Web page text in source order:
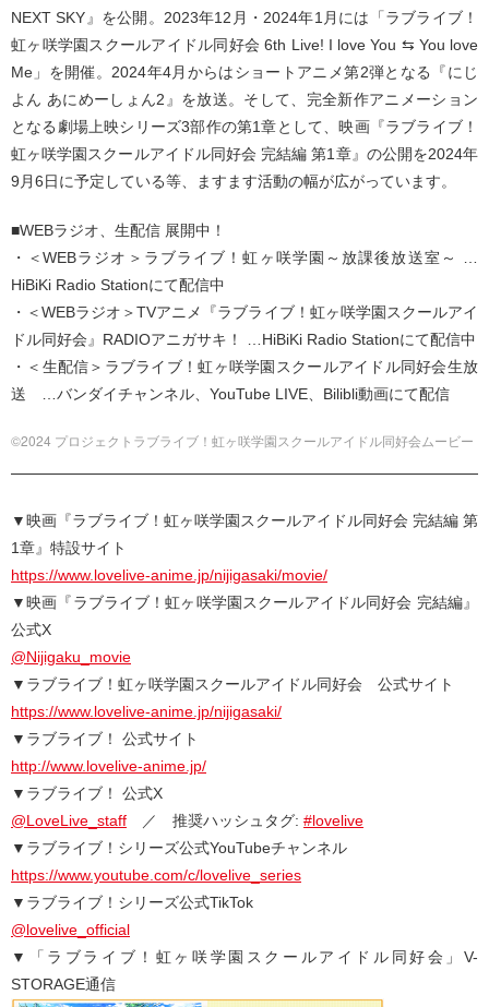
NEXT SKY』を公開。2023年12月・2024年1月には「ラブライブ！
虹ヶ咲学園スクールアイドル同好会 6th Live! I love You ⇆ You love
Me」を開催。2024年4月からはショートアニメ第2弾となる『にじ
よん あにめーしょん2』を放送。そして、完全新作アニメーション
となる劇場上映シリーズ3部作の第1章として、映画『ラブライブ！
虹ヶ咲学園スクールアイドル同好会 完結編 第1章』の公開を2024年
9月6日に予定している等、ますます活動の幅が広がっています。
■WEBラジオ、生配信 展開中！
・＜WEBラジオ＞ラブライブ！虹ヶ咲学園～放課後放送室～ …
HiBiKi Radio Stationにて配信中
・＜WEBラジオ＞TVアニメ『ラブライブ！虹ヶ咲学園スクールアイ
ドル同好会』RADIOアニガサキ！ …HiBiKi Radio Stationにて配信中
・＜生配信＞ラブライブ！虹ヶ咲学園スクールアイドル同好会生放
送 …バンダイチャンネル、YouTube LIVE、Bilibli動画にて配信
©2024 プロジェクトラブライブ！虹ヶ咲学園スクールアイドル同好会ムービー
▼映画『ラブライブ！虹ヶ咲学園スクールアイドル同好会 完結編 第
1章』特設サイト
https://www.lovelive-anime.jp/nijigasaki/movie/
▼映画『ラブライブ！虹ヶ咲学園スクールアイドル同好会 完結編』
公式X
@Nijigaku_movie
▼ラブライブ！虹ヶ咲学園スクールアイドル同好会 公式サイト
https://www.lovelive-anime.jp/nijigasaki/
▼ラブライブ！ 公式サイト
http://www.lovelive-anime.jp/
▼ラブライブ！ 公式X
@LoveLive_staff ／ 推奨ハッシュタグ: #lovelive
▼ラブライブ！シリーズ公式YouTubeチャンネル
https://www.youtube.com/c/lovelive_series
▼ラブライブ！シリーズ公式TikTok
@lovelive_official
▼「ラブライブ！虹ヶ咲学園スクールアイドル同好会」V-
STORAGE通信